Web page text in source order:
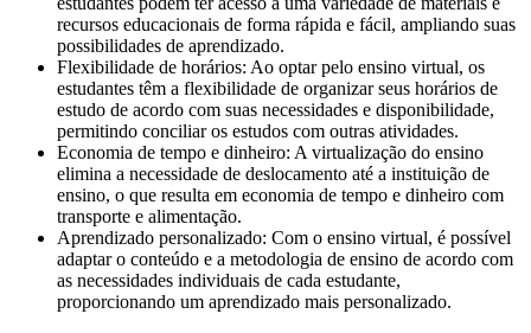
recursos educacionais de forma rápida e fácil, ampliando suas
possibilidades de aprendizado.
Flexibilidade de horários: Ao optar pelo ensino virtual, os
estudantes têm a flexibilidade de organizar seus horários de
estudo de acordo com suas necessidades e disponibilidade,
permitindo conciliar os estudos com outras atividades.
Economia de tempo e dinheiro: A virtualização do ensino
elimina a necessidade de deslocamento até a instituição de
ensino, o que resulta em economia de tempo e dinheiro com
transporte e alimentação.
Aprendizado personalizado: Com o ensino virtual, é possível
adaptar o conteúdo e a metodologia de ensino de acordo com
as necessidades individuais de cada estudante,
proporcionando um aprendizado mais personalizado.